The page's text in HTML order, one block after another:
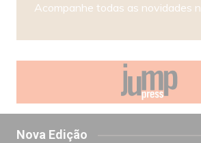
Acompanhe todas as novidades
Nova Edição